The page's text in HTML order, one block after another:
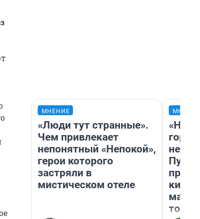
МНЕНИЕ
«Люди тут странные».
Чем привлекает
непонятный «Непокой»,
герои которого
застряли в
мистическом отеле
«Нет
того